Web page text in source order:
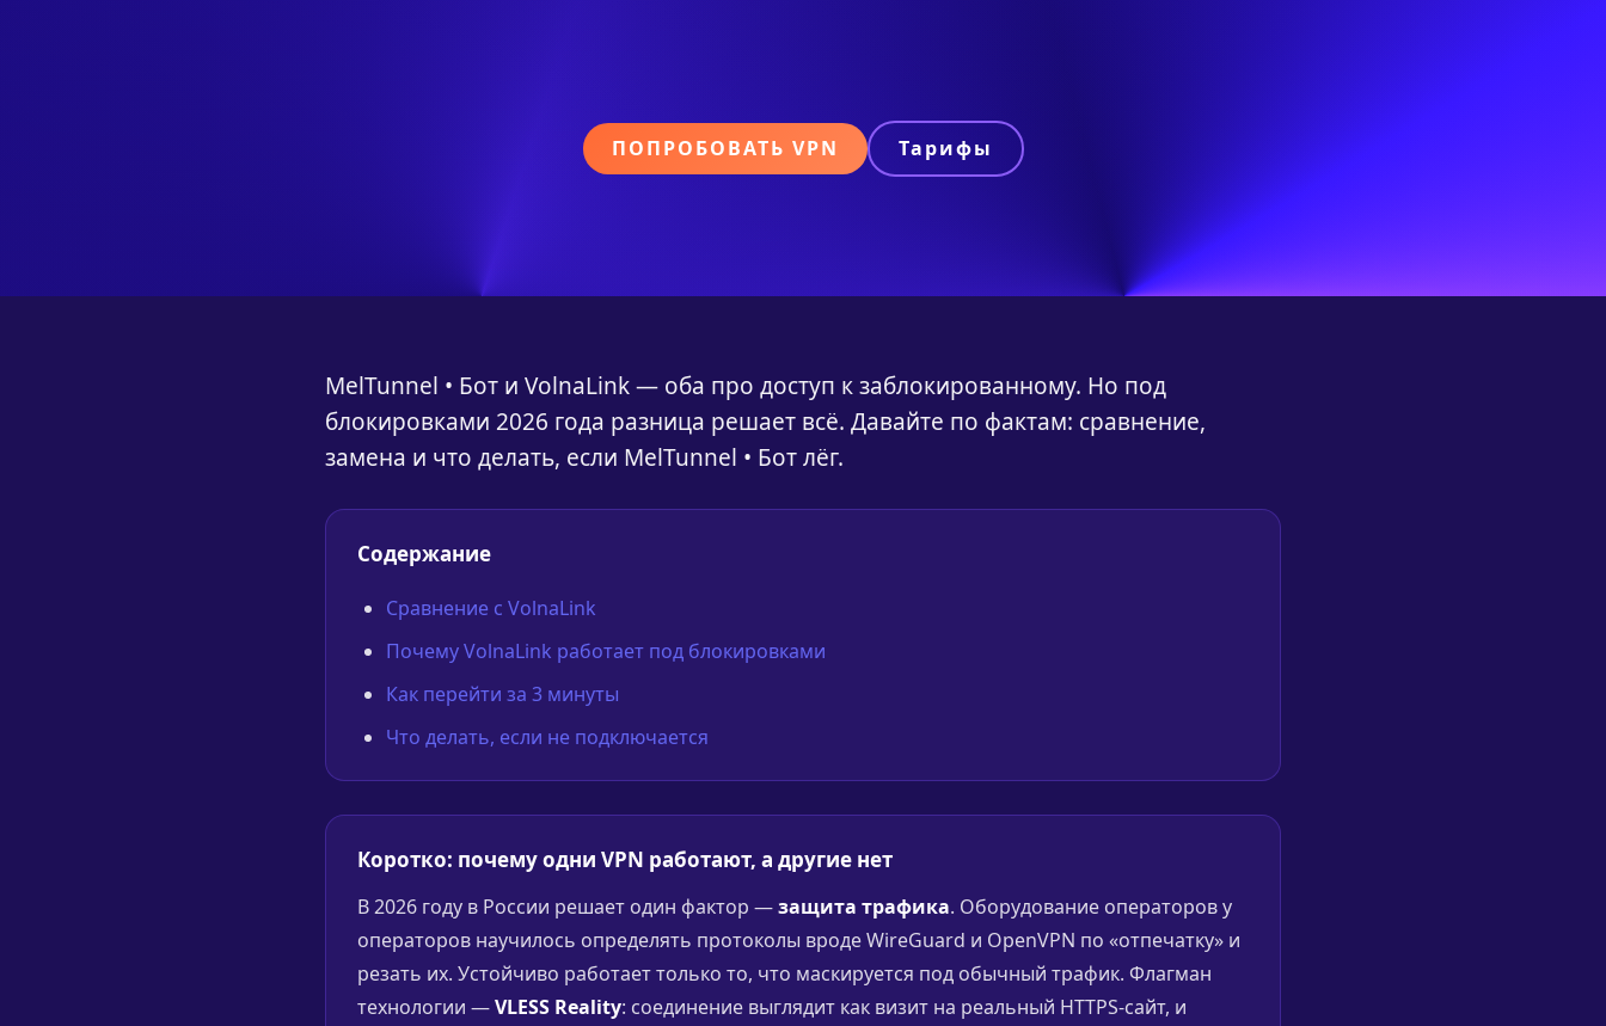
ПОПРОБОВАТЬ VPN Тарифы
MelTunnel • Бот и VolnaLink — оба про доступ к заблокированному. Но под
блокировками 2026 года разница решает всё. Давайте по фактам: сравнение,
замена и что делать, если MelTunnel • Бот лёг.
Содержание
Сравнение с VolnaLink
Почему VolnaLink работает под блокировками
Как перейти за 3 минуты
Что делать, если не подключается
Коротко: почему одни VPN работают, а другие нет
В 2026 году в России решает один фактор —защита трафика. Оборудование операторов у
операторов научилось определять протоколы вроде WireGuard и OpenVPN по «отпечатку» и
резать их. Устойчиво работает только то, что маскируется под обычный трафик. Флагман
технологии —VLESS Reality: соединение выглядит как визит на реальный HTTPS-сайт, и